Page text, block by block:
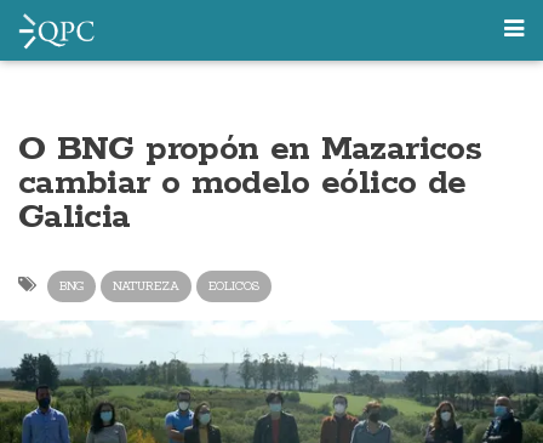
O BNG propón en Mazaricos
cambiar o modelo eólico de
Galicia
BNG NATUREZA EOLICOS